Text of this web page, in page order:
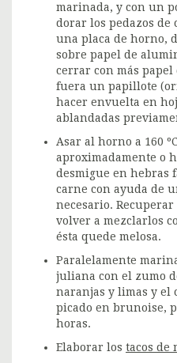
marinada, y con un
dorar los pedazos de
una placa de horno,
sobre papel de
cerrar con más
fuera un papillote
hacer envuelta en
ablandadas
Asar al horno a 160
aproximadamente o
desmigue en hebras
carne con ayuda de
necesario.
volver a mezclarlos
ésta quede melosa.
Paralelamente
juliana con el zumo
naranjas y limas y el
picado en brunoise,
horas.
Elaborar los tacos de